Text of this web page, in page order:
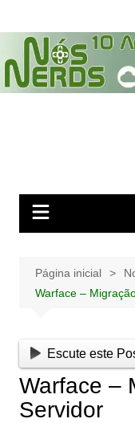
para
conteúdo
Página inicial
Warface –
Escute este
Warface –
Servidor